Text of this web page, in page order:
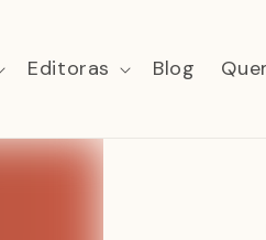
Editoras Blog